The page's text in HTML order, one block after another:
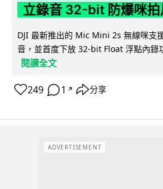
立錄音 32-bit 防爆咪拍
DJI 最新推出的 Mic Mini 2s 無線咪支
音，並首度下放 32-bit Float 浮點內錄
閱讀全文
249 1 ↗ 分享
ADVERTISEMENT